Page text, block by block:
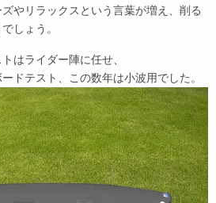
やリラックスという言葉が増え、削る
しょう。
はライダー陣に任せ、
ドテスト、この数年は小波用でした。